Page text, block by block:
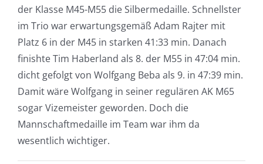
der Klasse M45-M55 die Silbermedaille. Schnellster
im Trio war erwartungsgemäß Adam Rajter mit
Platz 6 in der M45 in starken 41:33 min. Danach
finishte Tim Haberland als 8. der M55 in 47:04 min.
dicht gefolgt von Wolfgang Beba als 9. in 47:39 min.
Damit wäre Wolfgang in seiner regulären AK M65
sogar Vizemeister geworden. Doch die
Mannschaftmedaille im Team war ihm da
wesentlich wichtiger.